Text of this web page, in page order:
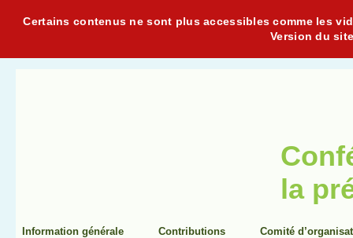
Certains contenus ne sont plus accessibles comme les
Version du
la
Information générale Contributions Comité